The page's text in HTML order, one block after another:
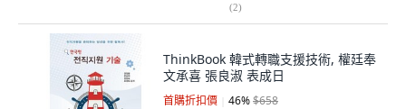
(2)
ThinkBook 韓式轉職支援技術, 權廷奉
文承喜 張良淑 表成日
首購折扣價 46%$658